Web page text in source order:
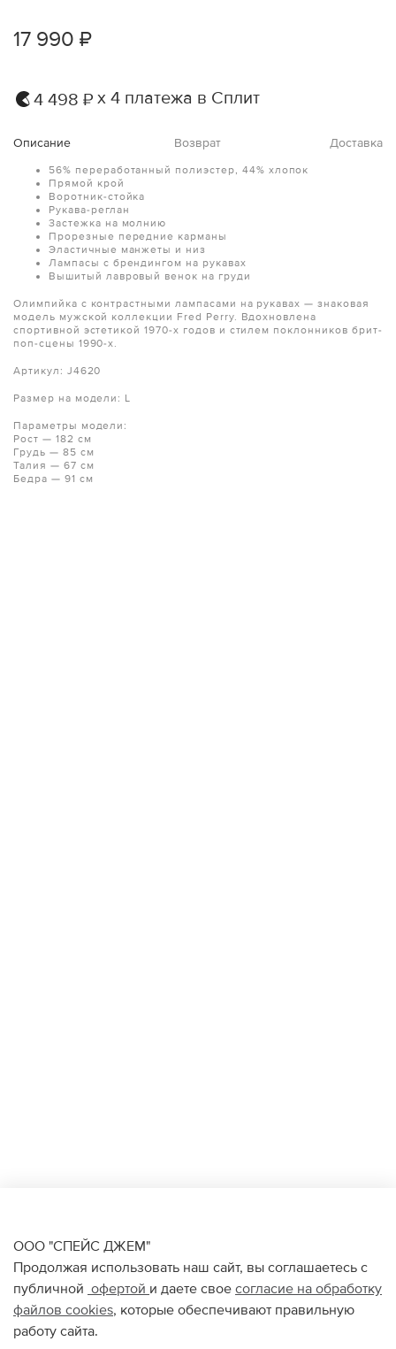
17 990 ₽
4 498 ₽ х 4 платежа в Сплит
Описание Возврат Доставка
56% переработанный полиэстер, 44% хлопок
Прямой крой
Воротник-стойка
Рукава-реглан
Застежка на молнию
Прорезные передние карманы
Эластичные манжеты и низ
Лампасы с брендингом на рукавах
Вышитый лавровый венок на груди
Олимпийка с контрастными лампасами на рукавах — знаковая
модель мужской коллекции Fred Perry. Вдохновлена
спортивной эстетикой 1970-х годов и стилем поклонников брит-
поп-сцены 1990-х.
Артикул: J4620
Размер на модели: L
Параметры модели:
Рост — 182 см
Грудь — 85 см
Талия — 67 см
Бедра — 91 см
ООО "СПЕЙС ДЖЕМ"
Продолжая использовать наш сайт, вы соглашаетесь с
публичной офертой и даете свое согласие на обработку
файлов cookies, которые обеспечивают правильную
работу сайта.